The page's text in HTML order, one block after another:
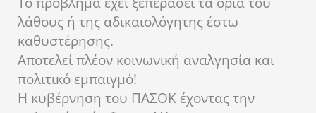
λάθους ή της αδικαιολόγητης έστω
καθυστέρησης.
Αποτελεί πλέον κοινωνική αναλγησία και
πολιτικό εμπαιγμό!
Η κυβέρνηση του ΠΑΣΟΚ έχοντας την